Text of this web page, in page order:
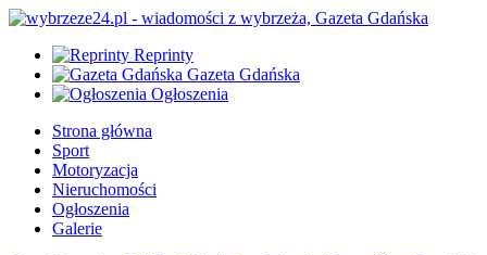
Reprinty
Gazeta Gdańska
Ogłoszenia
Strona główna
Sport
Motoryzacja
Nieruchomości
Ogłoszenia
Galerie